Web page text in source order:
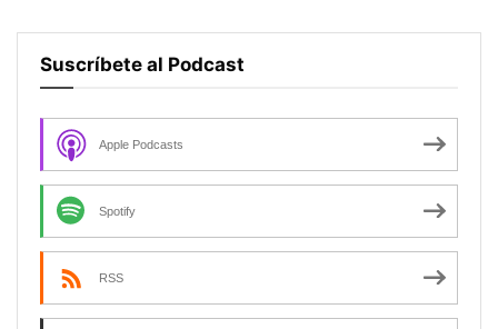
Suscríbete al Podcast
Apple Podcasts
Spotify
RSS